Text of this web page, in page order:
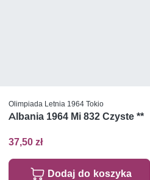
Olimpiada Letnia 1964 Tokio
Albania 1964 Mi 832 Czyste **
37,50 zł
Dodaj do koszyka